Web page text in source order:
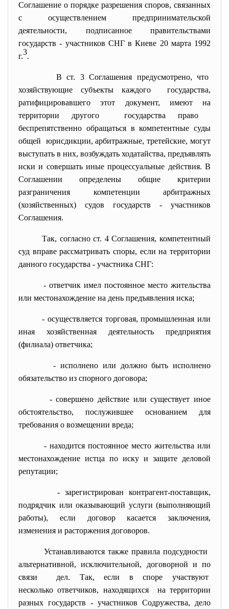
Соглашение о порядке разрешения споров, связанных
с осуществлением предпринимательской
деятельности, подписанное правительствами
государств - участников СНГ в Киеве 20 марта 1992
г.3.
В ст. 3 Соглашения предусмотрено, что
хозяйствующие субъекты каждого государства,
ратифицировавшего этот документ, имеют на
территории другого государства право
беспрепятственно обращаться в компетентные суды
общей юрисдикции, арбитражные, третейские, могут
выступать в них, возбуждать ходатайства, предъявлять
иски и совершать иные процессуальные действия. В
Соглашении определены общие критерии
разграничения компетенции арбитражных
(хозяйственных) судов государств - участников
Соглашения.
Так, согласно ст. 4 Соглашения, компетентный
суд вправе рассматривать споры, если на территории
данного государства - участника СНГ:
- ответчик имел постоянное место жительства
или местонахождение на день предъявления иска;
- осуществляется торговая, промышленная или
иная хозяйственная деятельность предприятия
(филиала) ответчика;
- исполнено или должно быть исполнено
обязательство из спорного договора;
- совершено действие или существует иное
обстоятельство, послужившее основанием для
требования о возмещении вреда;
- находится постоянное место жительства или
местонахождение истца по иску и защите деловой
репутации;
- зарегистрирован контрагент-поставщик,
подрядчик или оказывающий услуги (выполняющий
работы), если договор касается заключения,
изменения и расторжения договоров.
Устанавливаются также правила подсудности
альтернативной, исключительной, договорной и по
связи дел. Так, если в споре участвуют
несколько ответчиков, находящихся на территории
разных государств - участников Содружества, дело